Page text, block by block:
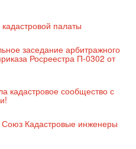
палаты
заседание арбитражного
Росреестра П-0302 от
кадастровое сообщество с
Кадастровые инженеры